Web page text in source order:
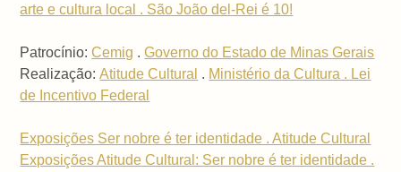
arte e cultura local . São João del-Rei é 10!
Patrocínio:Cemig .Governo do Estado de Minas Gerais
Realização:Atitude Cultural . Ministério da Cultura . Lei
de Incentivo Federal
Exposições Ser nobre é ter identidade . Atitude Cultural
Exposições Atitude Cultural: Ser nobre é ter identidade .